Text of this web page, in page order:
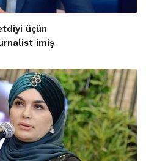
üçün
imiş